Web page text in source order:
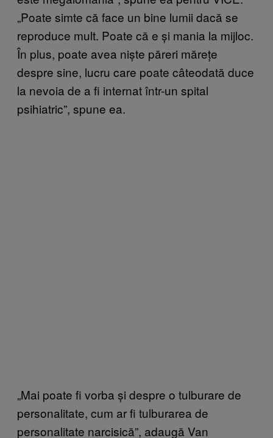
„Poate simte că face un bine lumii dacă se
reproduce mult. Poate că e și mania la mijloc.
În plus, poate avea niște păreri mărețe
despre sine, lucru care poate câteodată duce
la nevoia de a fi internat într-un spital
psihiatric”, spune ea.
„Mai poate fi vorba și despre o tulburare de
personalitate, cum ar fi tulburarea de
personalitate narcisică”, adaugă Van